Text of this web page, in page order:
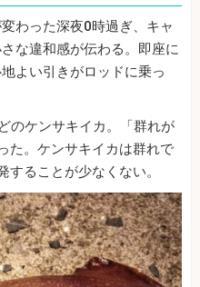
わった深夜0時過ぎ、キャ
な違和感が伝わる。即座に
よい引きがロッドに乗っ
のケンサキイカ。「群れが
た。ケンサキイカは群れで
ることが少なくない。